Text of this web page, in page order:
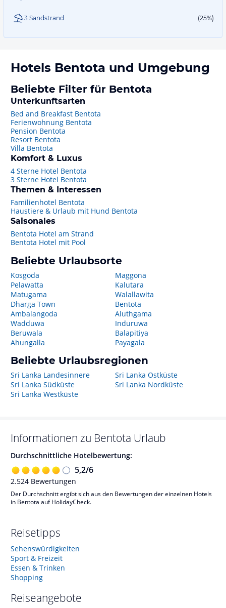
3 Sandstrand (25%)
Hotels Bentota und Umgebung
Beliebte Filter für Bentota
Unterkunftsarten
Bed and Breakfast Bentota
Ferienwohnung Bentota
Pension Bentota
Resort Bentota
Villa Bentota
Komfort & Luxus
4 Sterne Hotel Bentota
3 Sterne Hotel Bentota
Themen & Interessen
Familienhotel Bentota
Haustiere & Urlaub mit Hund Bentota
Saisonales
Bentota Hotel am Strand
Bentota Hotel mit Pool
Beliebte Urlaubsorte
Kosgoda
Pelawatta
Matugama
Dharga Town
Ambalangoda
Wadduwa
Beruwala
Ahungalla
Maggona
Kalutara
Walallawita
Bentota
Aluthgama
Induruwa
Balapitiya
Payagala
Beliebte Urlaubsregionen
Sri Lanka Landesinnere
Sri Lanka Südküste
Sri Lanka Westküste
Sri Lanka Ostküste
Sri Lanka Nordküste
Informationen zu Bentota Urlaub
Durchschnittliche Hotelbewertung:
5,2/6
2.524 Bewertungen
Der Durchschnitt ergibt sich aus den Bewertungen der einzelnen Hotels
in Bentota auf HolidayCheck.
Reisetipps
Sehenswürdigkeiten
Sport & Freizeit
Essen & Trinken
Shopping
Reiseangebote